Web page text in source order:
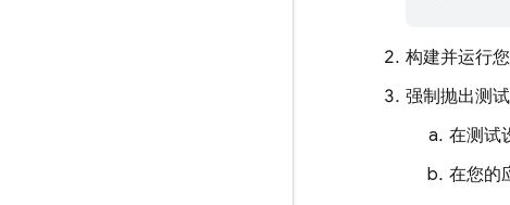
构建并运行您
强制抛出测
在测试
在您的